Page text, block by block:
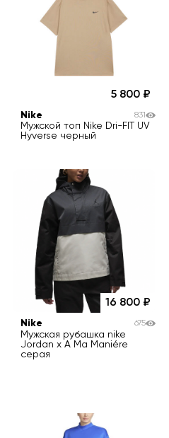
5 800
Nike
Мужской топ Nike Dri-FIT UV
Hyverse черный
831
16 800
Nike
Мужская рубашка nike
Jordan x A Ma Maniére
серая
675